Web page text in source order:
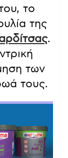
το
της
.
των
τους.